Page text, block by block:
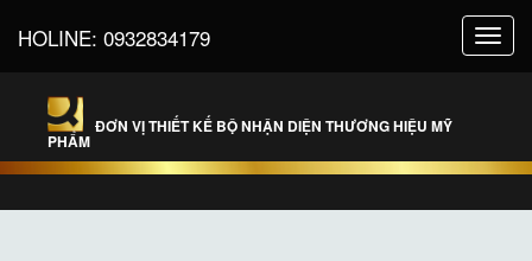
HOLINE: 0932834179
ĐƠN VỊ THIẾT KẾ BỘ NHẬN DIỆN THƯƠNG HIỆU MỸ
PHẨM